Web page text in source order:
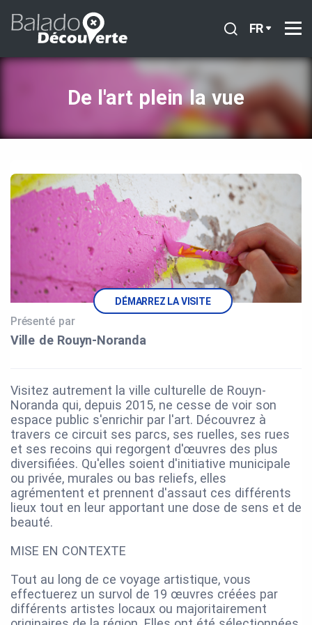
FR
De l'art plein la vue
DÉMARREZ LA VISITE
Présenté par
Ville de Rouyn‑Noranda
Visitez autrement la ville culturelle de Rouyn-
Noranda qui, depuis 2015, ne cesse de voir son
espace public s'enrichir par l'art. Découvrez à
travers ce circuit ses parcs, ses ruelles, ses rues
et ses recoins qui regorgent d'œuvres des plus
diversifiées. Qu'elles soient d'initiative municipale
ou privée, murales ou bas reliefs, elles
agrémentent et prennent d'assaut ces différents
lieux tout en leur apportant une dose de sens et de
beauté.
MISE EN CONTEXTE
Tout au long de ce voyage artistique, vous
effectuerez un survol de 19 œuvres créées par
différents artistes locaux ou majoritairement